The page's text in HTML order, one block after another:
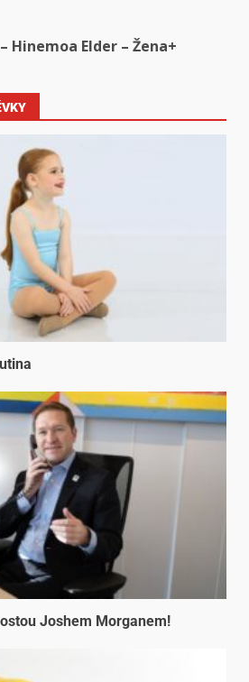
Hinemoa Elder – Žena+
Joshem Morganem!